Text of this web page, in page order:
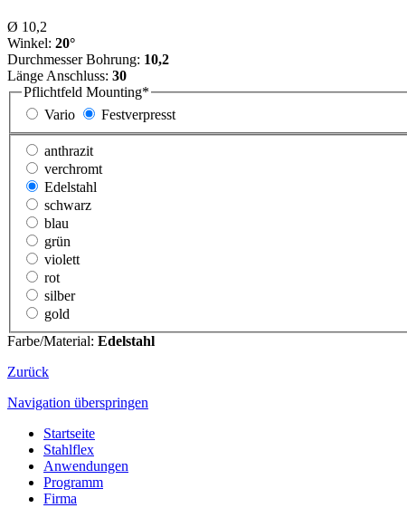
Ø 10,2
Winkel: 20°
Durchmesser Bohrung: 10,2
Länge Anschluss: 30
Pflichtfeld Mounting*
Vario
Festverpresst
anthrazit
verchromt
Edelstahl
schwarz
blau
grün
violett
rot
silber
gold
Farbe/Material: Edelstahl
Zurück
Navigation überspringen
Startseite
Stahlflex
Anwendungen
Programm
Firma